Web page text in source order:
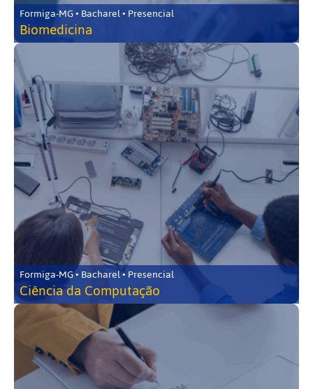
Formiga-MG • Bacharel • Presencial
Biomedicina
Formiga-MG • Bacharel • Presencial
Ciência da Computação